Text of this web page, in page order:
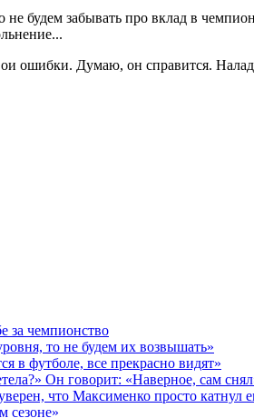
будем забывать про вклад в
ошибки. Думаю, он справится.
за чемпионство
то не будем их возвышать»
в футболе, все прекрасно видят»
Он говорит: «Наверное, сам
что Максименко просто катнул
сезоне»